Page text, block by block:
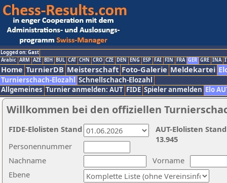
Logged on: Gast
Arabic ARM AZE BIH BUL CAT CHN CRO CZE DEN ENG ESP FAI FIN FRA GER GRE INA
Home TurnierDB Meisterschaft Foto-Galerie Meldekartei
Turnierschach-Elozahl Schnellschach-Elozahl
Allgemeines Turnier anmelden: AUT FIDE Spieler anmelden Elo
Willkommen bei den offiziellen
Nachname
Vorname
Ebene
Personennummer
AUT-Elolisten
13.945
FIDE-Elolisten Stand